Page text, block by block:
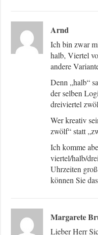
Arnd
Ich bin zwar
halb, Viertel
andere
Denn „halb“
der selben
dreiviertel
Wer kreativ
zwölf“ statt
Ich komme
viertel/halb/
Uhrzeiten
können Sie
Margarete
Lieber Herr